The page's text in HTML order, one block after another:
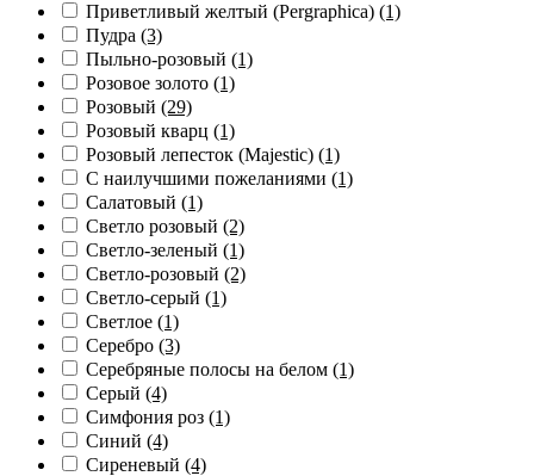
Приветливый желтый (Pergraphica) (1)
Пудра (3)
Пыльно-розовый (1)
Розовое золото (1)
Розовый (29)
Розовый кварц (1)
Розовый лепесток (Majestic) (1)
С наилучшими пожеланиями (1)
Салатовый (1)
Светло розовый (2)
Светло-зеленый (1)
Светло-розовый (2)
Светло-серый (1)
Светлое (1)
Серебро (3)
Серебряные полосы на белом (1)
Серый (4)
Симфония роз (1)
Синий (4)
Сиреневый (4)